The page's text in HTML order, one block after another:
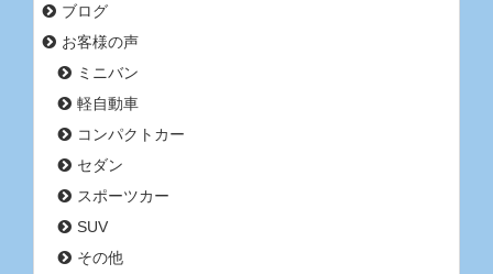
ブログ
お客様の声
ミニバン
軽自動車
コンパクトカー
セダン
スポーツカー
SUV
その他